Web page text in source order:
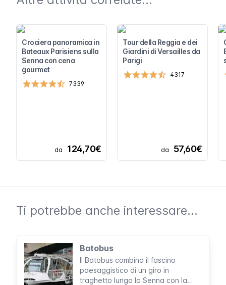
Crociera panoramica in
Bateaux Parisiens sulla
Senna con cena
gourmet
7339
da 124,70€
Tour della Reggia e dei
Giardini di Versailles da
Parigi
4317
da 57,60€
Ti potrebbe anche interessare...
Batobus
Il Batobus combina il fascino
paesaggistico di un giro in
traghetto lungo la Senna con la